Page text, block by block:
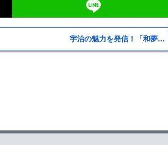
宇治の魅力を発信！「和夢…